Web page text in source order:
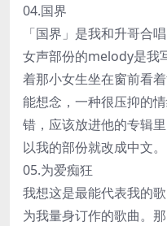
04.国界
「国界」是我和升哥合
女声部份的melody是我
着那小女生坐在窗前看
能想念，一种很压抑的
错，应该放进他的专辑
以我的部份就改成中文。
05.为爱痴狂
我想这是最能代表我的
为我量身订作的歌曲。